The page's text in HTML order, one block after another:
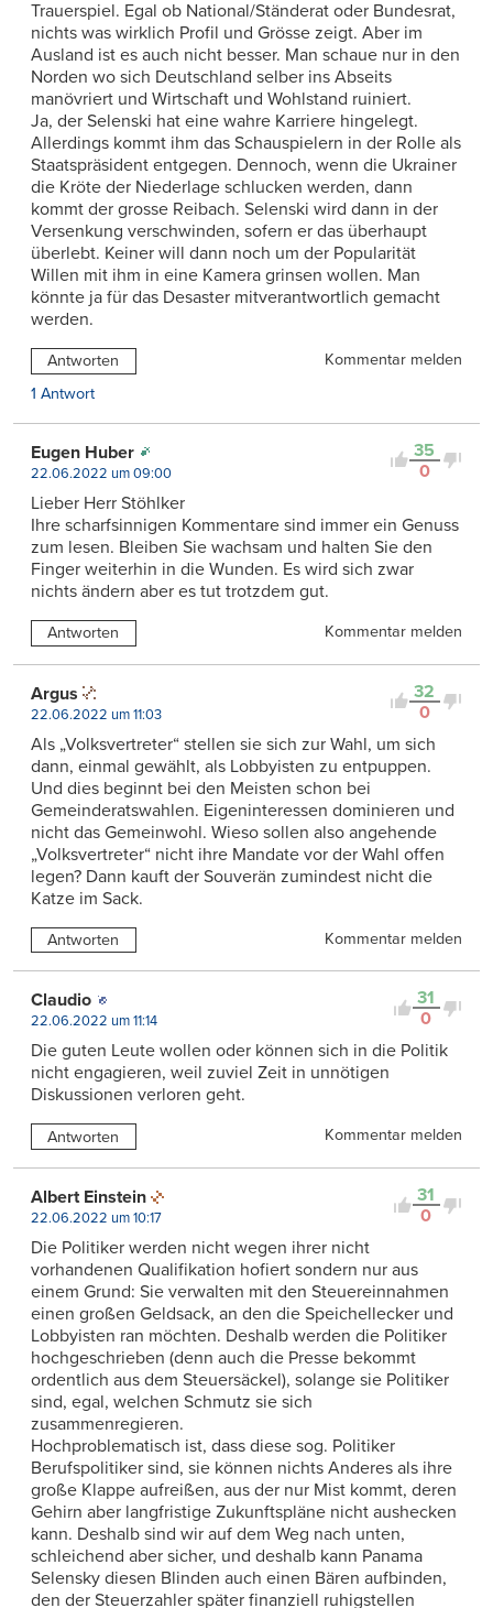
Trauerspiel. Egal ob National/Ständerat oder Bundesrat,
nichts was wirklich Profil und Grösse zeigt. Aber im
Ausland ist es auch nicht besser. Man schaue nur in den
Norden wo sich Deutschland selber ins Abseits
manövriert und Wirtschaft und Wohlstand ruiniert.
Ja, der Selenski hat eine wahre Karriere hingelegt.
Allerdings kommt ihm das Schauspielern in der Rolle als
Staatspräsident entgegen. Dennoch, wenn die Ukrainer
die Kröte der Niederlage schlucken werden, dann
kommt der grosse Reibach. Selenski wird dann in der
Versenkung verschwinden, sofern er das überhaupt
überlebt. Keiner will dann noch um der Popularität
Willen mit ihm in eine Kamera grinsen wollen. Man
könnte ja für das Desaster mitverantwortlich gemacht
werden.
Antworten
Kommentar melden
1 Antwort
35
0
Eugen Huber
22.06.2022 um 09:00
Lieber Herr Stöhlker
Ihre scharfsinnigen Kommentare sind immer ein Genuss
zum lesen. Bleiben Sie wachsam und halten Sie den
Finger weiterhin in die Wunden. Es wird sich zwar
nichts ändern aber es tut trotzdem gut.
Antworten Kommentar melden
32
0
Argus
22.06.2022 um 11:03
Als „Volksvertreter“ stellen sie sich zur Wahl, um sich
dann, einmal gewählt, als Lobbyisten zu entpuppen.
Und dies beginnt bei den Meisten schon bei
Gemeinderatswahlen. Eigeninteressen dominieren und
nicht das Gemeinwohl. Wieso sollen also angehende
„Volksvertreter“ nicht ihre Mandate vor der Wahl offen
legen? Dann kauft der Souverän zumindest nicht die
Katze im Sack.
Antworten Kommentar melden
31
0
Claudio
22.06.2022 um 11:14
Die guten Leute wollen oder können sich in die Politik
nicht engagieren, weil zuviel Zeit in unnötigen
Diskussionen verloren geht.
Antworten Kommentar melden
31
0
Albert Einstein
22.06.2022 um 10:17
Die Politiker werden nicht wegen ihrer nicht
vorhandenen Qualifikation hofiert sondern nur aus
einem Grund: Sie verwalten mit den Steuereinnahmen
einen großen Geldsack, an den die Speichellecker und
Lobbyisten ran möchten. Deshalb werden die Politiker
hochgeschrieben (denn auch die Presse bekommt
ordentlich aus dem Steuersäckel), solange sie Politiker
sind, egal, welchen Schmutz sie sich
zusammenregieren.
Hochproblematisch ist, dass diese sog. Politiker
Berufspolitiker sind, sie können nichts Anderes als ihre
große Klappe aufreißen, aus der nur Mist kommt, deren
Gehirn aber langfristige Zukunftspläne nicht aushecken
kann. Deshalb sind wir auf dem Weg nach unten,
schleichend aber sicher, und deshalb kann Panama
Selensky diesen Blinden auch einen Bären aufbinden,
den der Steuerzahler später finanziell ruhigstellen